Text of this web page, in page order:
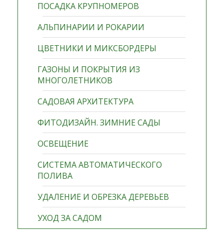
ПОСАДКА КРУПНОМЕРОВ
АЛЬПИНАРИИ И РОКАРИИ
ЦВЕТНИКИ И МИКСБОРДЕРЫ
ГАЗОНЫ И ПОКРЫТИЯ ИЗ
МНОГОЛЕТНИКОВ
САДОВАЯ АРХИТЕКТУРА
ФИТОДИЗАЙН. ЗИМНИЕ САДЫ
ОСВЕЩЕНИЕ
СИСТЕМА АВТОМАТИЧЕСКОГО
ПОЛИВА
УДАЛЕНИЕ И ОБРЕЗКА ДЕРЕВЬЕВ
УХОД ЗА САДОМ